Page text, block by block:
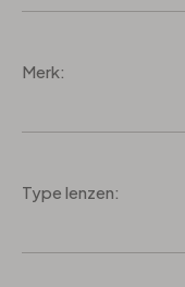
Merk:
Type lenzen: